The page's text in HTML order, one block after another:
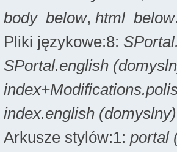
body_below, html_below.
Pliki językowe:8:
SPortal.english
index.english (domyslny)
Arkusze stylów:1: portal